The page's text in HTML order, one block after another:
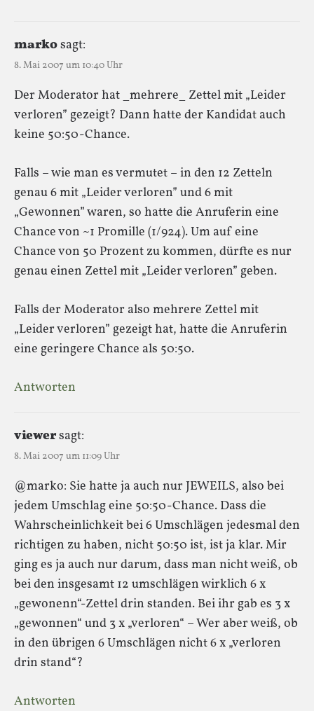
markosagt:
8. Mai 2007 um 10:40 Uhr
Der Moderator hat _mehrere_ Zettel mit „Leider
verloren” gezeigt? Dann hatte der Kandidat auch
keine 50:50-Chance.
Falls – wie man es vermutet – in den 12 Zetteln
genau 6 mit „Leider verloren” und 6 mit
„Gewonnen” waren, so hatte die Anruferin eine
Chance von ~1 Promille (1/924). Um auf eine
Chance von 50 Prozent zu kommen, dürfte es nur
genau einen Zettel mit „Leider verloren” geben.
Falls der Moderator also mehrere Zettel mit
„Leider verloren” gezeigt hat, hatte die Anruferin
eine geringere Chance als 50:50.
Antworten
viewersagt:
8. Mai 2007 um 11:09 Uhr
@marko: Sie hatte ja auch nur JEWEILS, also bei
jedem Umschlag eine 50:50-Chance. Dass die
Wahrscheinlichkeit bei 6 Umschlägen jedesmal den
richtigen zu haben, nicht 50:50 ist, ist ja klar. Mir
ging es ja auch nur darum, dass man nicht weiß, ob
bei den insgesamt 12 umschlägen wirklich 6 x
„gewonenn“-Zettel drin standen. Bei ihr gab es 3 x
„gewonnen“ und 3 x „verloren“ – Wer aber weiß, ob
in den übrigen 6 Umschlägen nicht 6 x „verloren
drin stand“?
Antworten